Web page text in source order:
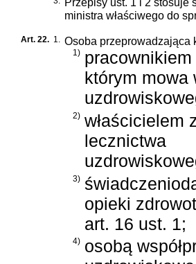
ministra właściwego do
Art. 22. 1. Osoba przeprowadzająca
1)
którym mowa
2) właścicielem
lecznictwa
3)
opieki
art. 16 ust. 1;
4) osobą